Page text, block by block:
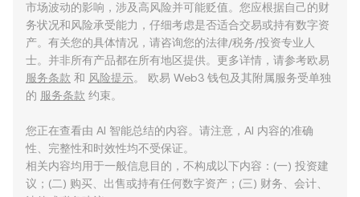
市场波动的影响，涉及高风险并可能贬值。您应根据自己的财
务状况和风险承受能力，仔细考虑是否适合交易或持有数字资
产。有关您的具体情况，请咨询您的法律/税务/投资专业人
士。并非所有产品都在所有地区提供。更多详情，请参考欧易
服务条款 和 风险提示。 欧易 Web3 钱包及其附属服务受单独
的 服务条款 约束。
您正在查看由 AI 智能总结的内容。请注意，AI 内容的准确
性、完整性和时效性均不受保证。
相关内容均用于一般信息目的，不构成以下内容：(一) 投资建
议；(二) 购买、出售或持有任何数字资产；(三) 财务、会计、